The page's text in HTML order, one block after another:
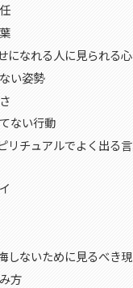
になれる人に見られる
い姿勢
ない行動
リチュアルでよく出る
しないために見るべき
方